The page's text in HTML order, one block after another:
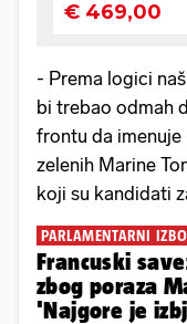
- Prema logici
bi trebao odmah
frontu da
zelenih Marine
koji su kandidati
PARLAMENTARNI
Francuski
zbog poraza
'Najgore je